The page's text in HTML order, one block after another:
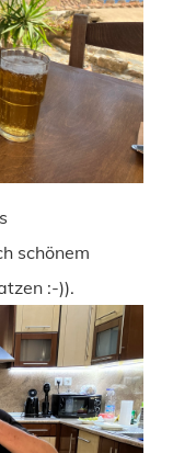
schönem
:-)).